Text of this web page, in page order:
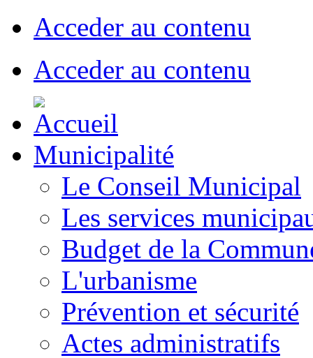
Acceder au contenu
Acceder au contenu
Municipalité
Le Conseil Municipal
Les services
Budget de la
L'urbanisme
Prévention et sécurité
Actes administratifs